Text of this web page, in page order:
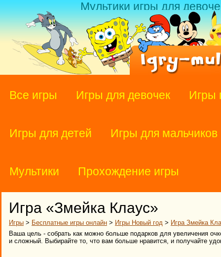
Мультики игры для
Все игры Игры для девочек Игры
Игры для детей Игры для мальчиков
Мультики Прохождение игры
Игра «Змейка Клаус»
Игры > Бесплатные игры онлайн > Игры Новый год > Игра Змейка
Ваша цель - собрать как можно больше подарков для увеличения
и сложный. Выбирайте то, что вам больше нравится, и получайте